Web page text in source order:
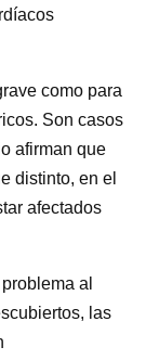
como para
Son casos
afirman que
distinto, en el
afectados
al
las